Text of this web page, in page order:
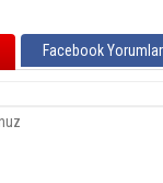
Facebook